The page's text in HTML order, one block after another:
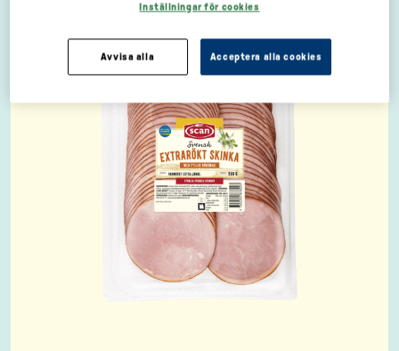
Inställningar för cookies
Avvisa alla Acceptera alla cookies